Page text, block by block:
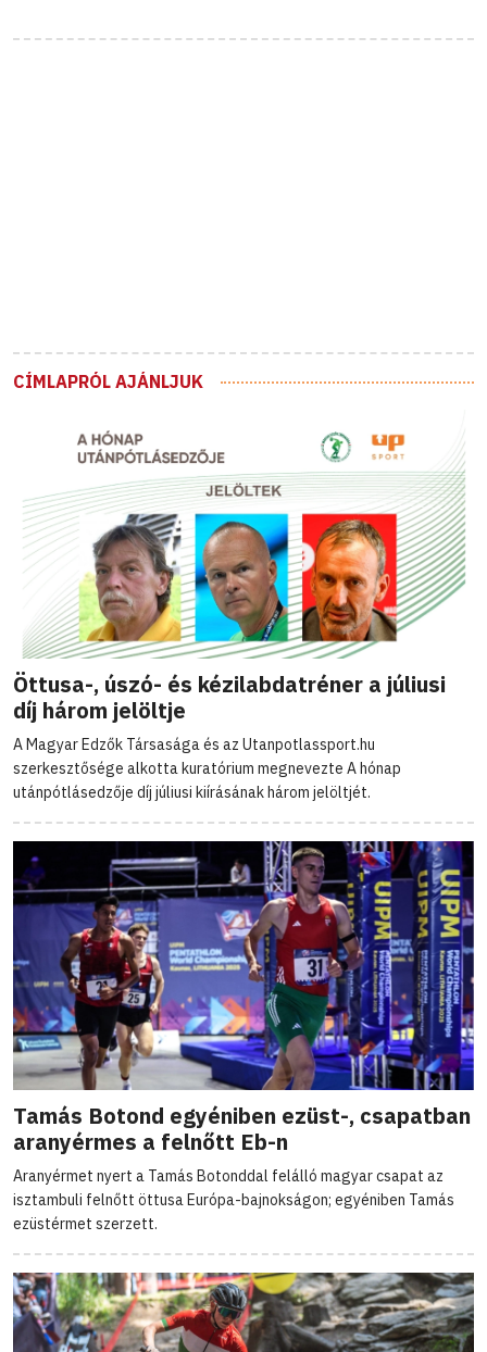
CÍMLAPRÓL AJÁNLJUK
Öttusa-, úszó- és kézilabdatréner a júliusi
díj három jelöltje
A Magyar Edzők Társasága és az Utanpotlassport.hu
szerkesztősége alkotta kuratórium megnevezte A hónap
utánpótlásedzője díj júliusi kiírásának három jelöltjét.
Tamás Botond egyéniben ezüst-, csapatban
aranyérmes a felnőtt Eb-n
Aranyérmet nyert a Tamás Botonddal felálló magyar csapat az
isztambuli felnőtt öttusa Európa-bajnokságon; egyéniben Tamás
ezüstérmet szerzett.